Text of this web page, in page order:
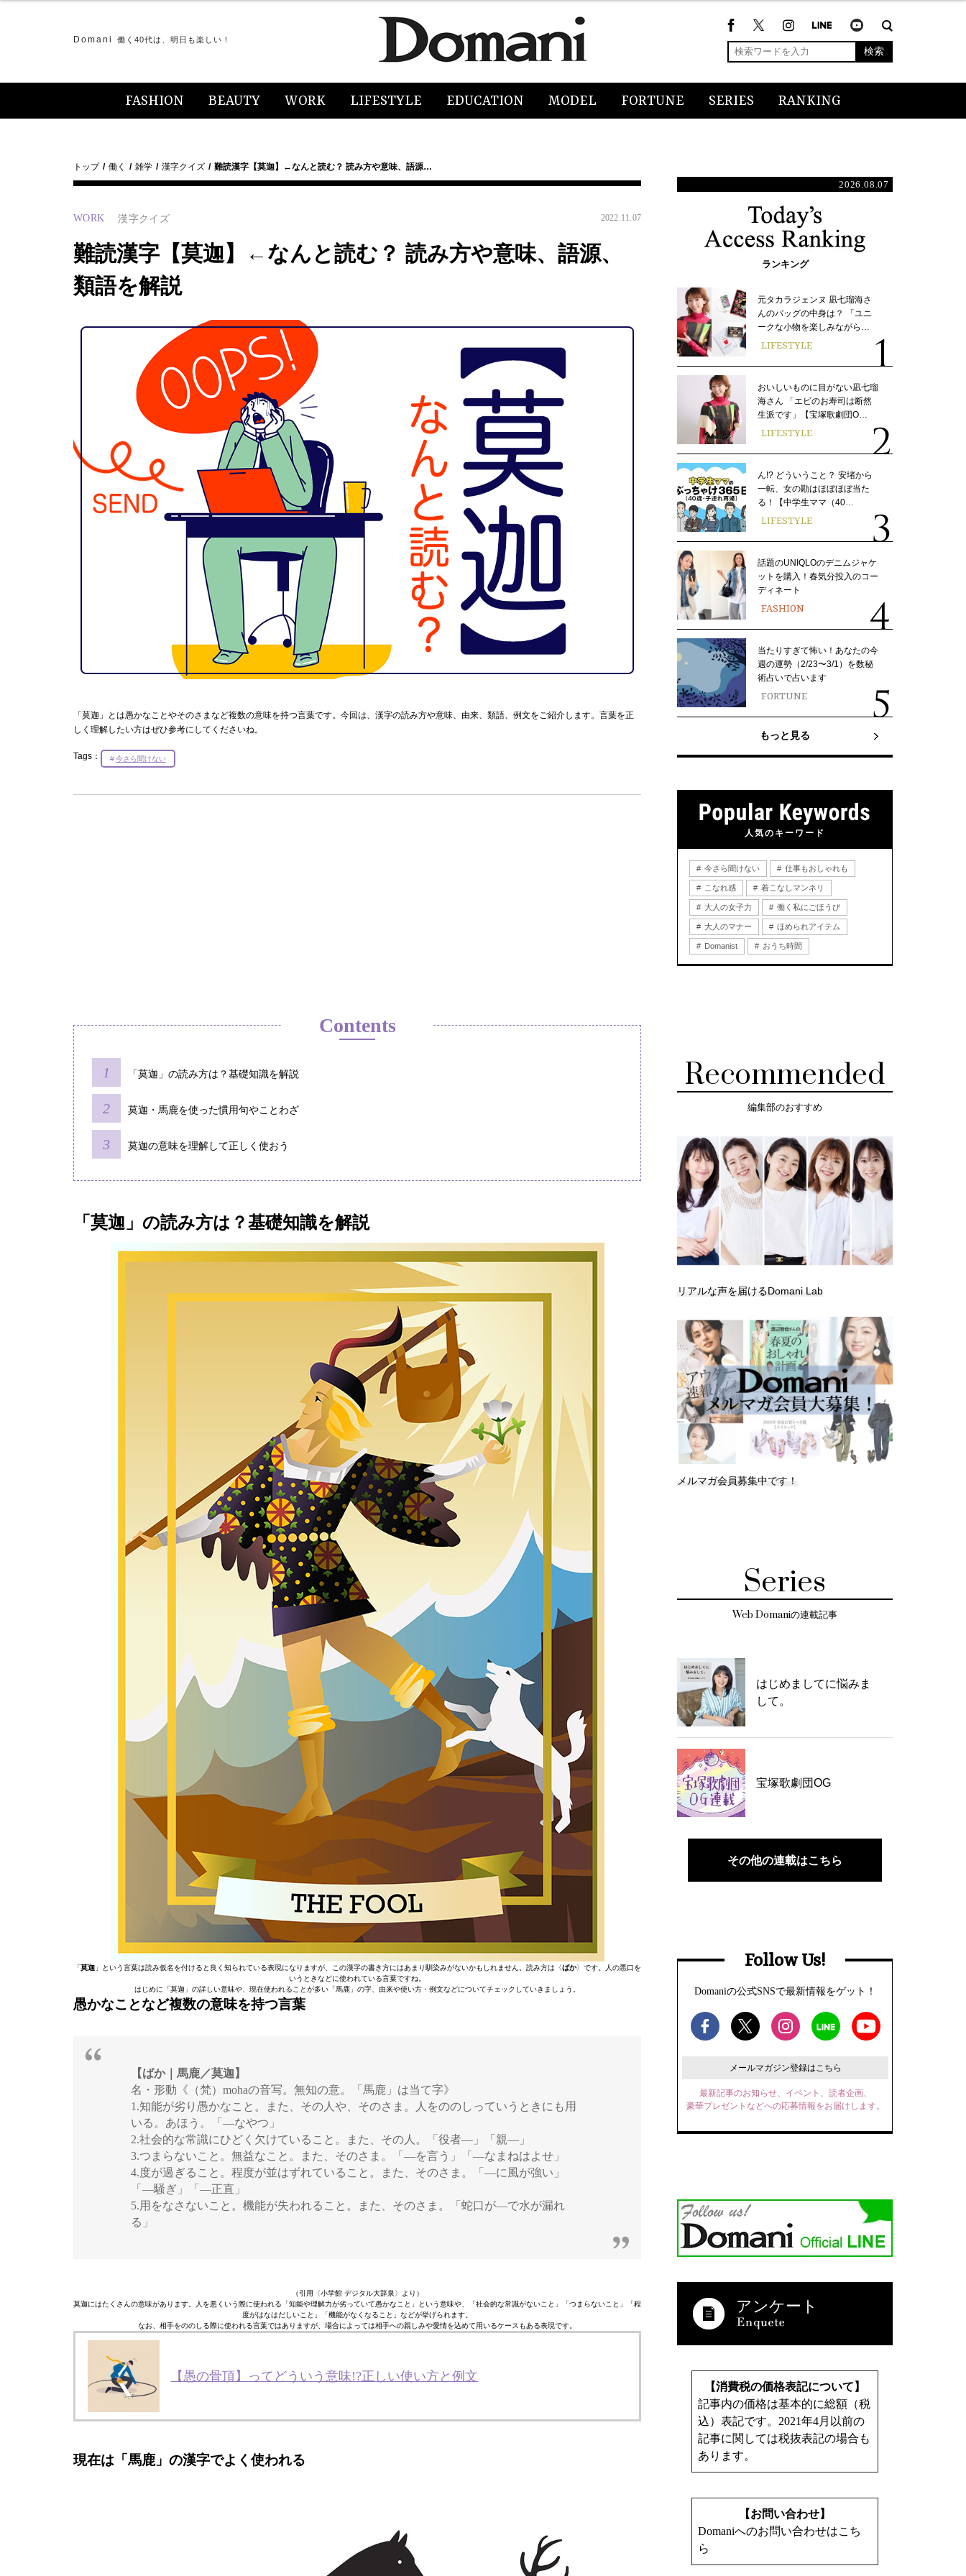
Domani 働く40代は、明日も楽しい！
検索
FASHION BEAUTY WORK LIFESTYLE EDUCATION MODEL FORTUNE SERIES RANKING
トップ 働く 雑学 漢字クイズ 難読漢字【莫迦】←なんと読む？ 読み方や意味、語源…
WORK 漢字クイズ 2022.11.07
難読漢字【莫迦】←なんと読む？ 読み方や意味、語源、
類語を解説
「莫迦」とは愚かなことやそのさまなど複数の意味を持つ言葉です。今回は、漢字の読み方や意味、由来、類語、例文をご紹介します。言葉を正
しく理解したい方はぜひ参考にしてくださいね。
Tags： 今さら聞けない
Contents
「莫迦」の読み方は？基礎知識を解説
莫迦・馬鹿を使った慣用句やことわざ
莫迦の意味を理解して正しく使おう
「莫迦」の読み方は？基礎知識を解説
「莫迦 」という言葉は読み仮名を付けると良く知られている表現になりますが、この漢字の書き方にはあまり馴染みがないかもしれません。読み方は〈ばか〉です。人の悪口を
いうときなどに使われている言葉ですね。
はじめに「莫迦」の詳しい意味や、現在使われることが多い「馬鹿」の字、由来や使い方・例文などについてチェックしていきましょう。
愚かなことなど複数の意味を持つ言葉
【ばか｜馬鹿／莫迦】
名・形動《（梵）mohaの音写。無知の意。「馬鹿」は当て字》
1.知能が劣り愚かなこと。また、その人や、そのさま。人をののしっていうときにも用
いる。あほう。「―なやつ」
2.社会的な常識にひどく欠けていること。また、その人。「役者―」「親―」
3.つまらないこと。無益なこと。また、そのさま。「―を言う」「―なまねはよせ」
4.度が過ぎること。程度が並はずれていること。また、そのさま。「―に風が強い」
「―騒ぎ」「―正直」
5.用をなさないこと。機能が失われること。また、そのさま。「蛇口が―で水が漏れ
る」
（引用〈小学館 デジタル大辞泉〉より）
莫迦にはたくさんの意味があります。人を悪くいう際に使われる「知能や理解力が劣っていて愚かなこと」という意味や、「社会的な常識がないこと」「つまらないこと」「程
度がはなはだしいこと」「機能がなくなること」などが挙げられます。
なお、相手をののしる際に使われる言葉ではありますが、場合によっては相手への親しみや愛情を込めて用いるケースもある表現です。
【愚の骨頂】ってどういう意味!?正しい使い方と例文
現在は「馬鹿」の漢字でよく使われる
2026.08.07
ランキング
元タカラジェンヌ 凪七瑠海さ
んのバッグの中身は？ 「ユニ
ークな小物を楽しみながら…
LIFESTYLE
おいしいものに目がない凪七瑠
海さん 「エビのお寿司は断然
生派です」【宝塚歌劇団O…
LIFESTYLE
ん!? どういうこと？ 安堵から
一転、女の勘はほぼほぼ当た
る！【中学生ママ（40…
LIFESTYLE
話題のUNIQLOのデニムジャケ
ットを購入！春気分投入のコー
ディネート
FASHION
当たりすぎて怖い！あなたの今
週の運勢（2/23〜3/1）を数秘
術占いで占います
FORTUNE
もっと見る
人気のキーワード
今さら聞けない 仕事もおしゃれも
こなれ感 着こなしマンネリ
大人の女子力 働く私にごほうび
大人のマナー ほめられアイテム
Domanist おうち時間
Recommended
編集部のおすすめ
リアルな声を届けるDomani Lab
メルマガ会員募集中です！
Series
Web Domaniの連載記事
はじめましてに悩みま
して。
宝塚歌劇団OG
その他の連載はこちら
Follow Us!
Domaniの公式SNSで最新情報をゲット！
メールマガジン登録はこちら
最新記事のお知らせ、イベント、読者企画、
豪華プレゼントなどへの応募情報をお届けします。
アンケート
【消費税の価格表記について】
記事内の価格は基本的に総額（税
込）表記です。2021年4月以前の
記事に関しては税抜表記の場合も
あります。
【お問い合わせ】
Domaniへのお問い合わせはこち
ら